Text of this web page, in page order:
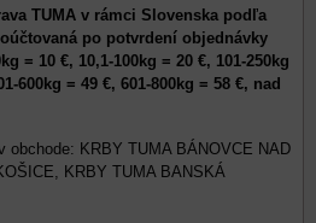
TUMA v rámci Slovenska podľa
po potvrdení objednávky
= 10 €, 10,1-100kg = 20 €, 101-250kg
600kg = 49 €, 601-800kg = 58 €, nad
KRBY TUMA BÁNOVCE NAD
KRBY TUMA BANSKÁ